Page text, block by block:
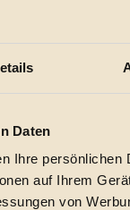
Daten
Ihre persönlichen
auf Ihrem
von